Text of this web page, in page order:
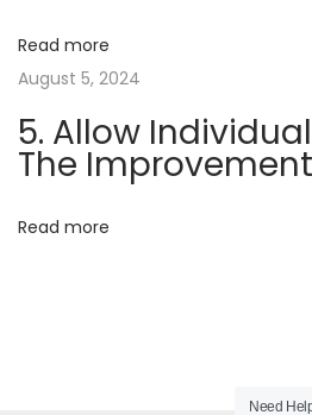
a
t
i
e
l
j
k
o
Read more
August 5, 2024
5. Allow
The
Read more
Need